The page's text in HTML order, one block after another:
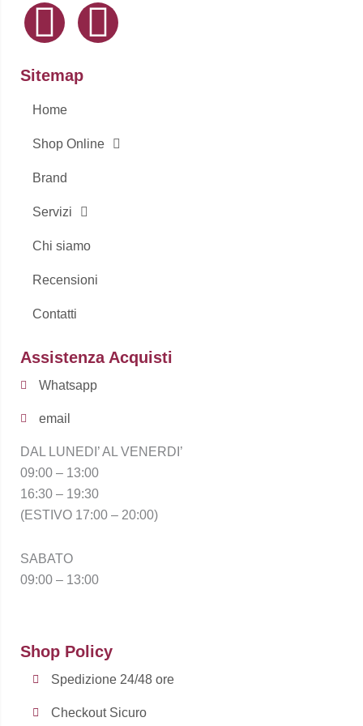
a
c
e
b
o
o
k
-
f
n
Sitemap
Home
Shop Online
Brand
Servizi
Chi siamo
Recensioni
Contatti
Assistenza Acquisti
Whatsapp
email
DAL LUNEDI’ AL VENERDI’
09:00 – 13:00
16:30 – 19:30
(ESTIVO 17:00 – 20:00)
SABATO
09:00 – 13:00
Shop Policy
Spedizione 24/48 ore
Checkout Sicuro